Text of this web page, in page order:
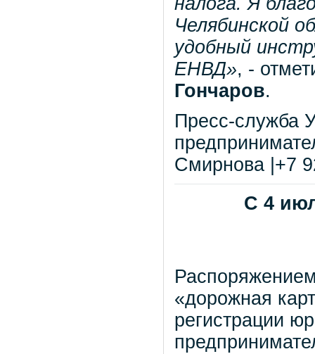
Челябинской
удобный
ЕНВД», -
Гончаров.
Пресс-служба
Смирнова |+7
С 4
«дорожная
регистрации